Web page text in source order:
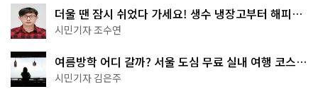
더울 땐 잠시 쉬었다 가세요! 생수 냉장고부터 해피소
·무더위쉼터까지
시민기자 조수연
여름방학 어디 갈까? 서울 도심 무료 실내 여행 코스
추천
시민기자 김은주